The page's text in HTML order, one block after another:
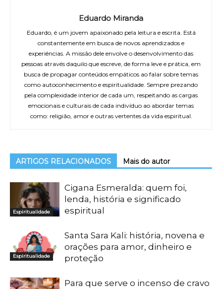
Eduardo Miranda
Eduardo, é um jovem apaixonado pela leitura e escrita. Está
constantemente em busca de novos aprendizados e
experiências. A missão dele envolve o desenvolvimento das
pessoas através daquilo que escreve, de forma leve e prática, em
busca de propagar conteúdos empáticos ao falar sobre temas
como autoconhecimento e espiritualidade. Sempre prezando
pela complexidade interior de cada um, respeitando as cargas
emocionais e culturais de cada indivíduo ao abordar temas
como: religião, amor e outras vertentes da vida espiritual.
ARTIGOS RELACIONADOS Mais do autor
Espiritualidade
Cigana Esmeralda: quem foi,
lenda, história e significado
espiritual
Espiritualidade
Santa Sara Kali: história, novena e
orações para amor, dinheiro e
proteção
Para que serve o incenso de cravo